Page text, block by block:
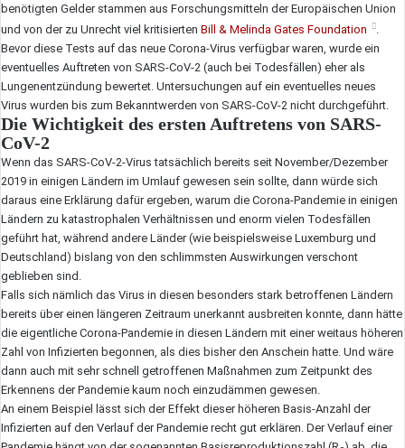
benötigten Gelder stammen aus Forschungsmitteln der Europäischen Union
und von der zu Unrecht viel kritisierten Bill & Melinda Gates Foundation
.
Bevor diese Tests auf das neue Corona-Virus verfügbar waren, wurde ein
eventuelles Auftreten von SARS-CoV-2 (auch bei Todesfällen) eher als
Lungenentzündung bewertet. Untersuchungen auf ein eventuelles neues
Virus wurden bis zum Bekanntwerden von SARS-CoV-2 nicht durchgeführt.
Die Wichtigkeit des ersten Auftretens von SARS-
CoV-2
Wenn das SARS-CoV-2-Virus tatsächlich bereits seit November/Dezember
2019 in einigen Ländern im Umlauf gewesen sein sollte, dann würde sich
daraus eine Erklärung dafür ergeben, warum die Corona-Pandemie in einigen
Ländern zu katastrophalen Verhältnissen und enorm vielen Todesfällen
geführt hat, während andere Länder (wie beispielsweise Luxemburg und
Deutschland) bislang von den schlimmsten Auswirkungen verschont
geblieben sind.
Falls sich nämlich das Virus in diesen besonders stark betroffenen Ländern
bereits über einen längeren Zeitraum unerkannt ausbreiten konnte, dann hätte
die eigentliche Corona-Pandemie in diesen Ländern mit einer weitaus höheren
Zahl von Infizierten begonnen, als dies bisher den Anschein hatte. Und wäre
dann auch mit sehr schnell getroffenen Maßnahmen zum Zeitpunkt des
Erkennens der Pandemie kaum noch einzudämmen gewesen.
An einem Beispiel lässt sich der Effekt dieser höheren Basis-Anzahl der
Infizierten auf den Verlauf der Pandemie recht gut erklären. Der Verlauf einer